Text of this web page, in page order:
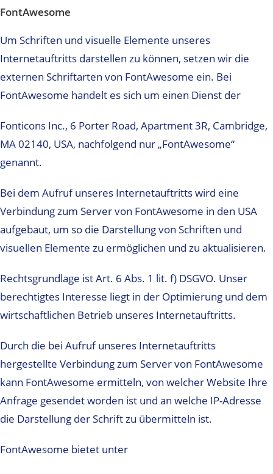
FontAwesome
Um Schriften und visuelle Elemente unseres
Internetauftritts darstellen zu können, setzen wir die
externen Schriftarten von FontAwesome ein. Bei
FontAwesome handelt es sich um einen Dienst der
Fonticons Inc., 6 Porter Road, Apartment 3R, Cambridge,
MA 02140, USA, nachfolgend nur „FontAwesome“
genannt.
Bei dem Aufruf unseres Internetauftritts wird eine
Verbindung zum Server von FontAwesome in den USA
aufgebaut, um so die Darstellung von Schriften und
visuellen Elemente zu ermöglichen und zu aktualisieren.
Rechtsgrundlage ist Art. 6 Abs. 1 lit. f) DSGVO. Unser
berechtigtes Interesse liegt in der Optimierung und dem
wirtschaftlichen Betrieb unseres Internetauftritts.
Durch die bei Aufruf unseres Internetauftritts
hergestellte Verbindung zum Server von FontAwesome
kann FontAwesome ermitteln, von welcher Website Ihre
Anfrage gesendet worden ist und an welche IP-Adresse
die Darstellung der Schrift zu übermitteln ist.
FontAwesome bietet unter